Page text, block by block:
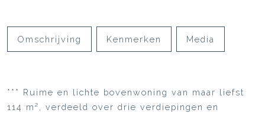
Omschrijving Kenmerken Media
*** Ruime en lichte bovenwoning van maar liefst
114 m², verdeeld over drie verdiepingen en